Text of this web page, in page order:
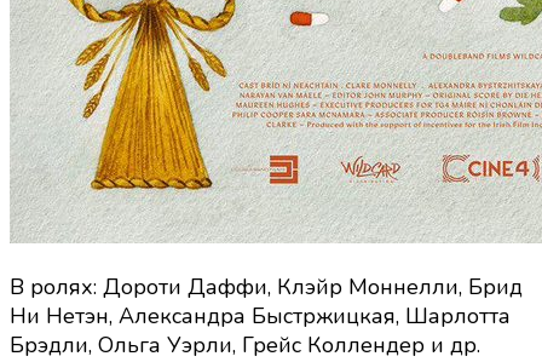
В ролях: Дороти Даффи, Клэйр Моннелли, Брид
Ни Нетэн, Александра Быстржицкая, Шарлотта
Брэдли, Ольга Уэрли, Грейс Коллендер и др.